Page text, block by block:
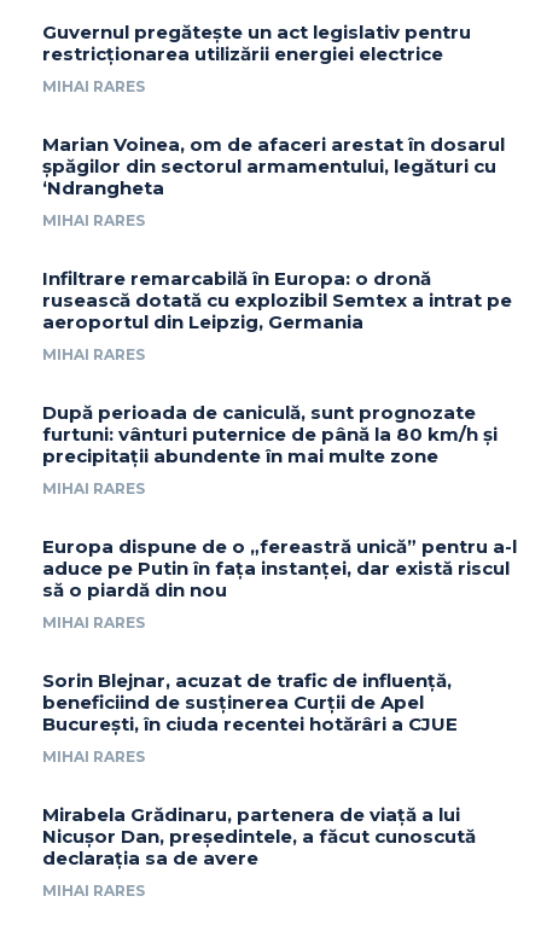
Guvernul pregătește un act legislativ pentru
restricționarea utilizării energiei electrice
MIHAI RARES
Marian Voinea, om de afaceri arestat în dosarul
șpăgilor din sectorul armamentului, legături cu
‘Ndrangheta
MIHAI RARES
Infiltrare remarcabilă în Europa: o dronă
rusească dotată cu explozibil Semtex a intrat pe
aeroportul din Leipzig, Germania
MIHAI RARES
După perioada de caniculă, sunt prognozate
furtuni: vânturi puternice de până la 80 km/h și
precipitații abundente în mai multe zone
MIHAI RARES
Europa dispune de o „fereastră unică” pentru a-l
aduce pe Putin în fața instanței, dar există riscul
să o piardă din nou
MIHAI RARES
Sorin Blejnar, acuzat de trafic de influență,
beneficiind de susținerea Curții de Apel
București, în ciuda recentei hotărâri a CJUE
MIHAI RARES
Mirabela Grădinaru, partenera de viață a lui
Nicușor Dan, președintele, a făcut cunoscută
declarația sa de avere
MIHAI RARES